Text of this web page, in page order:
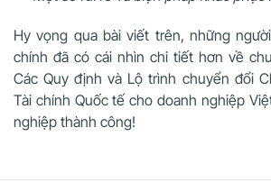
Hy vọng qua bài viết trên, những
chính đã có cái nhìn chi tiết hơn về
Các Quy định và Lộ trình chuyển đổi
Tài chính Quốc tế cho doanh nghiệp
nghiệp thành công!